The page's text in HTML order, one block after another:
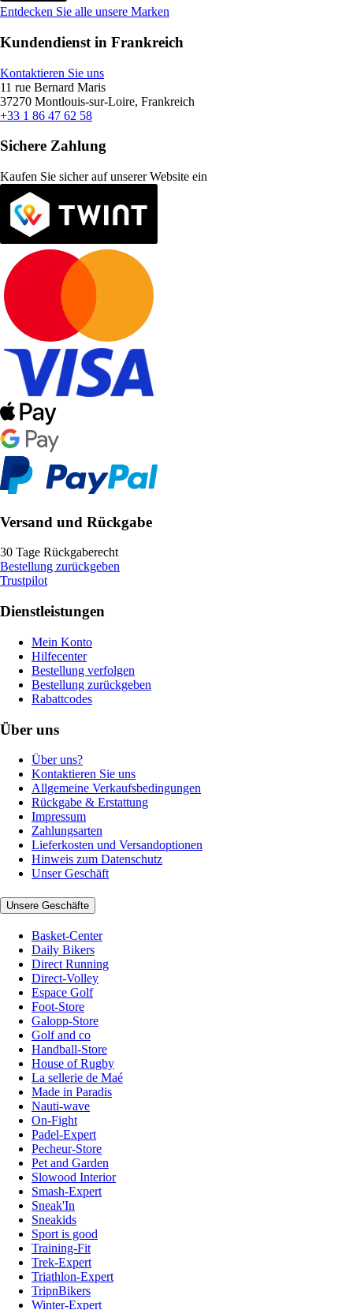
Entdecken Sie alle unsere Marken
Kundendienst in Frankreich
Kontaktieren Sie uns
11 rue Bernard Maris
37270 Montlouis-sur-Loire, Frankreich
+33 1 86 47 62 58
Sichere Zahlung
Kaufen Sie sicher auf unserer Website ein
Versand und Rückgabe
30 Tage Rückgaberecht
Bestellung zurückgeben
Trustpilot
Dienstleistungen
Mein Konto
Hilfecenter
Bestellung verfolgen
Bestellung zurückgeben
Rabattcodes
Über uns
Über uns?
Kontaktieren Sie uns
Allgemeine Verkaufsbedingungen
Rückgabe & Erstattung
Impressum
Zahlungsarten
Lieferkosten und Versandoptionen
Hinweis zum Datenschutz
Unser Geschäft
Unsere Geschäfte
Basket-Center
Daily Bikers
Direct Running
Direct-Volley
Espace Golf
Foot-Store
Galopp-Store
Golf and co
Handball-Store
House of Rugby
La sellerie de Maé
Made in Paradis
Nauti-wave
On-Fight
Padel-Expert
Pecheur-Store
Pet and Garden
Slowood Interior
Smash-Expert
Sneak'In
Sneakids
Sport is good
Training-Fit
Trek-Expert
Triathlon-Expert
TripnBikers
Winter-Expert